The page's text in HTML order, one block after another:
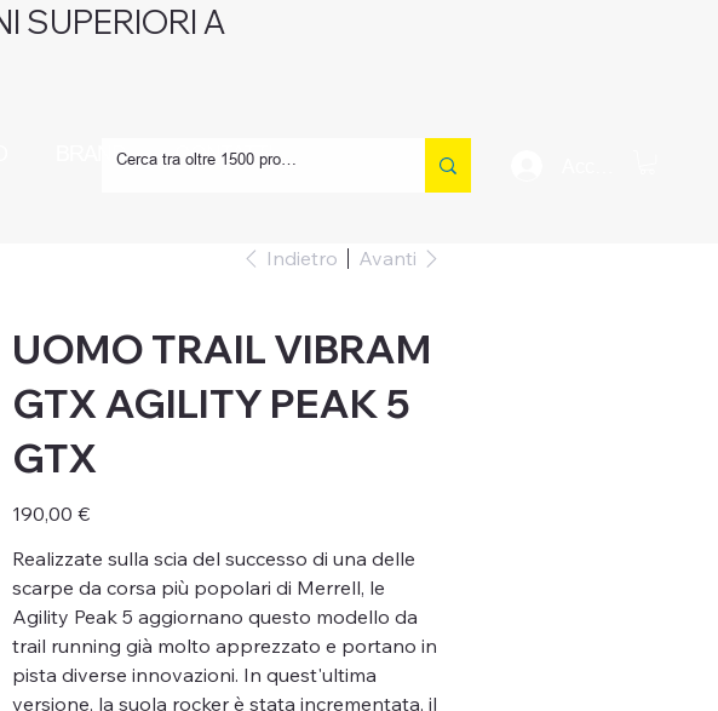
BRAND CONTATTI
SUPERIORI A
Indietro Avanti
UOMO TRAIL VIBRAM
GTX AGILITY PEAK 5
GTX
Prezzo
190,00 €
Realizzate sulla scia del successo di una delle
scarpe da corsa più popolari di Merrell, le
Agility Peak 5 aggiornano questo modello da
trail running già molto apprezzato e portano in
pista diverse innovazioni. In quest'ultima
versione, la suola rocker è stata incrementata, il